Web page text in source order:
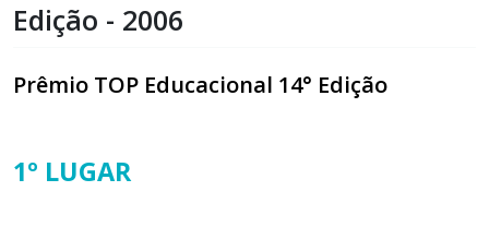
Edição - 2006
Prêmio TOP Educacional 14° Edição
1º LUGAR